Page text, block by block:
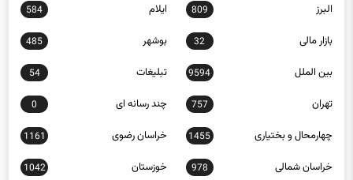
البرز 809 ایلام 584
بازار مالی 32 بوشهر 485
بین الملل 9594 تبلیغات 54
تهران 757 چند رسانه ای 0
چهارمحال و بختیاری 1455 خراسان رضوی 1161
خراسان شمالی 978 خوزستان 1042